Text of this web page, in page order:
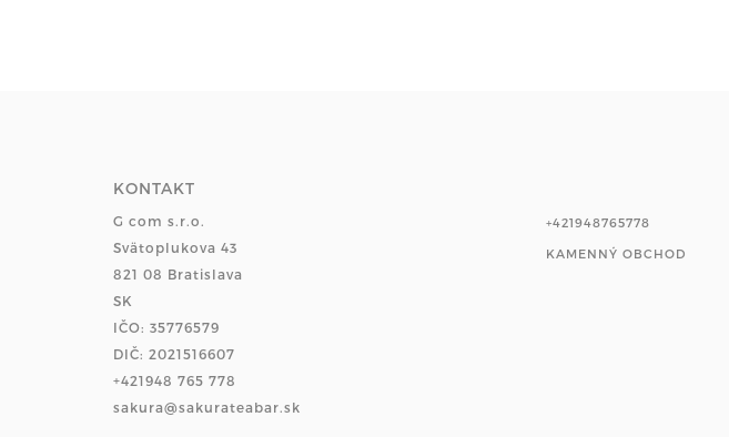
KONTAKT
G com s.r.o.
Svätoplukova 43
821 08 Bratislava
SK
IČO: 35776579
DIČ: 2021516607
+421948 765 778
sakura@sakurateabar.sk
+421948765778
KAMENNÝ OBCHOD